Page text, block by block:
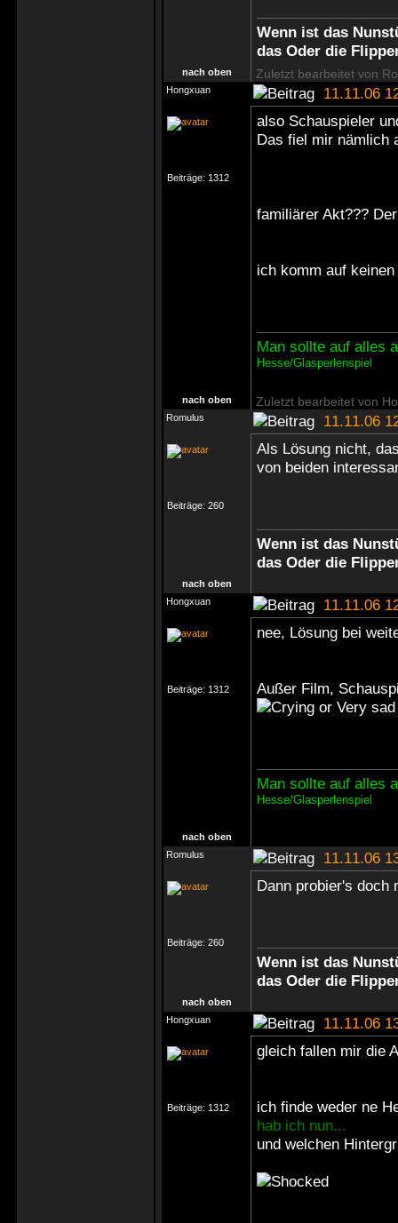
Wenn ist das
das Oder die
nach oben Zuletzt bearbeitet von
Hongxuan 11.11.06
Beiträge: 1312
also Schauspieler
Das fiel mir nämlich
familiärer Akt???
ich komm auf
Man sollte auf alles
Hesse/Glasperlenspiel
nach oben Zuletzt bearbeitet von
Romulus 11.11.06
Beiträge: 260
Als Lösung nicht,
von beiden
Wenn ist das
das Oder die
nach oben
Hongxuan
11.11.06
Beiträge: 1312
nee, Lösung bei
Außer Film,
Man sollte auf alles
Hesse/Glasperlenspiel
nach oben
Romulus
11.11.06
Beiträge: 260
Dann probier's
Wenn ist das
das Oder die
nach oben
Hongxuan
11.11.06
Beiträge: 1312
gleich fallen mir die
ich finde weder ne
hab ich nun...
und welchen